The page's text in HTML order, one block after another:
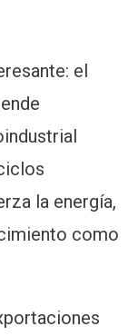
el
la energía,
como